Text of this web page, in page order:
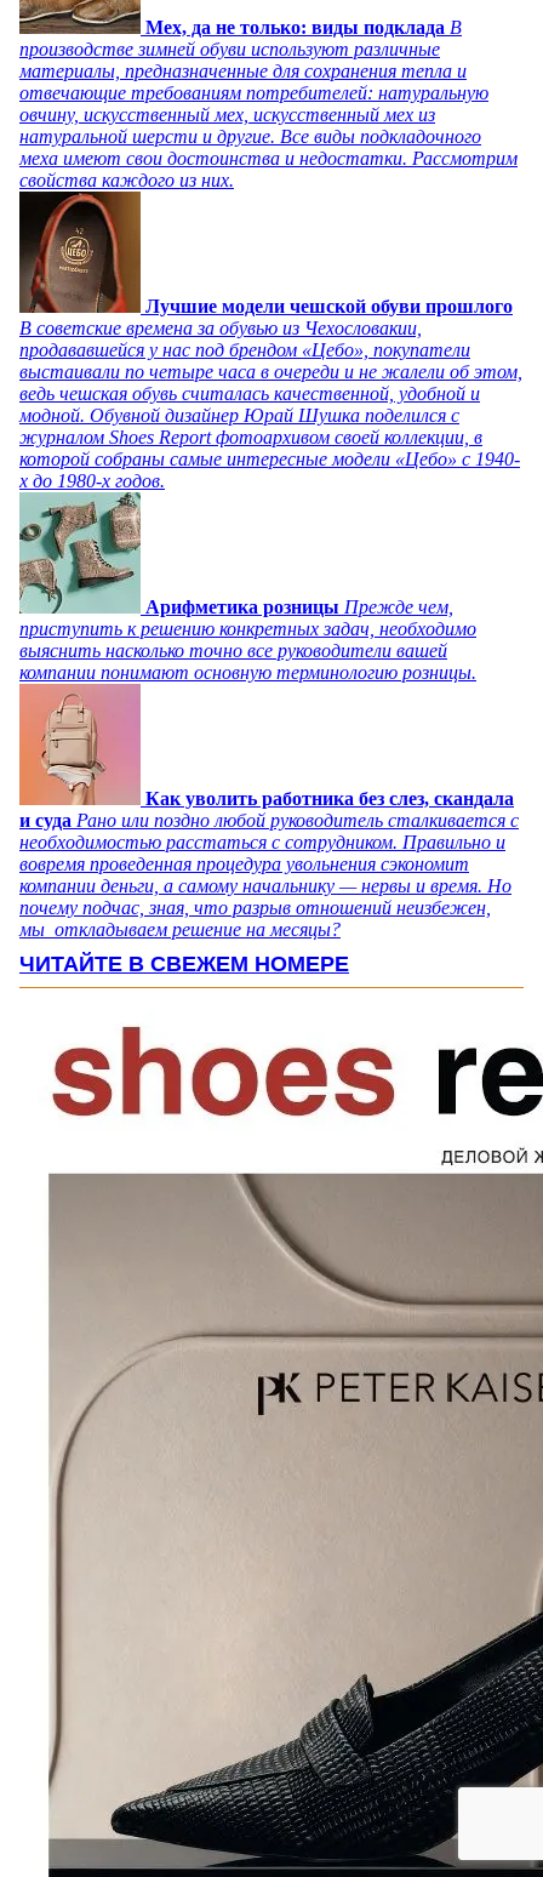
Мех, да не только: виды подклада В
производстве зимней обуви используют различные
материалы, предназначенные для сохранения тепла и
отвечающие требованиям потребителей: натуральную
овчину, искусственный мех, искусственный мех из
натуральной шерсти и другие. Все виды подкладочного
меха имеют свои достоинства и недостатки. Рассмотрим
свойства каждого из них.
Лучшие модели чешской обуви прошлого
В советские времена за обувью из Чехословакии,
продававшейся у нас под брендом «Цебо», покупатели
выстаивали по четыре часа в очереди и не жалели об этом,
ведь чешская обувь считалась качественной, удобной и
модной. Обувной дизайнер Юрай Шушка поделился с
журналом Shoes Report фотоархивом своей коллекции, в
которой собраны самые интересные модели «Цебо» с 1940-
х до 1980-х годов.
Арифметика розницы Прежде чем,
приступить к решению конкретных задач, необходимо
выяснить насколько точно все руководители вашей
компании понимают основную терминологию розницы.
Как уволить работника без слез, скандала
и суда Рано или поздно любой руководитель сталкивается с
необходимостью расстаться с сотрудником. Правильно и
вовремя проведенная процедура увольнения сэкономит
компании деньги, а самому начальнику — нервы и время. Но
почему подчас, зная, что разрыв отношений неизбежен,
мы откладываем решение на месяцы?
ЧИТАЙТЕ В СВЕЖЕМ НОМЕРЕ